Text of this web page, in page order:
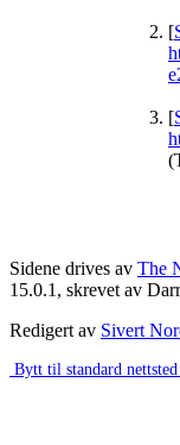
[
[
Sidene drives av The
15.0.1, skrevet av
Redigert av Sivert
Bytt til standard nettsted